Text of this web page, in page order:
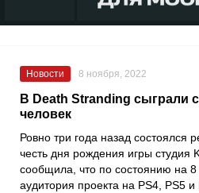
Новости 8 ноября, 2022
В Death Stranding сыграли
человек
Ровно три года назад состоялся
честь дня рождения игры студия
сообщила, что по состоянию на
аудитория проекта на PS4, PS5 и